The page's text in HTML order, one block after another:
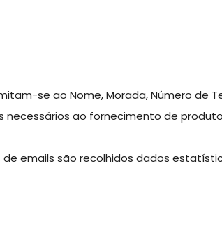
se ao Nome, Morada, Número de
ao fornecimento de
de emails são recolhidos dados